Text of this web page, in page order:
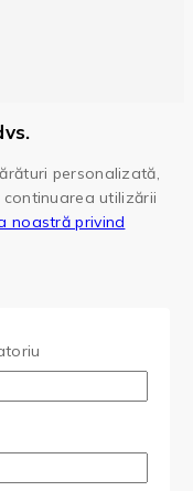
personalizată,
utilizării
noastră privind